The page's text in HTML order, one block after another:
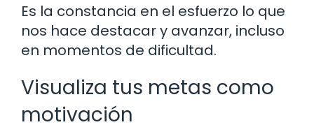
Es la constancia en el esfuerzo lo que
nos hace destacar y avanzar, incluso
en momentos de dificultad.
Visualiza tus metas como
motivación